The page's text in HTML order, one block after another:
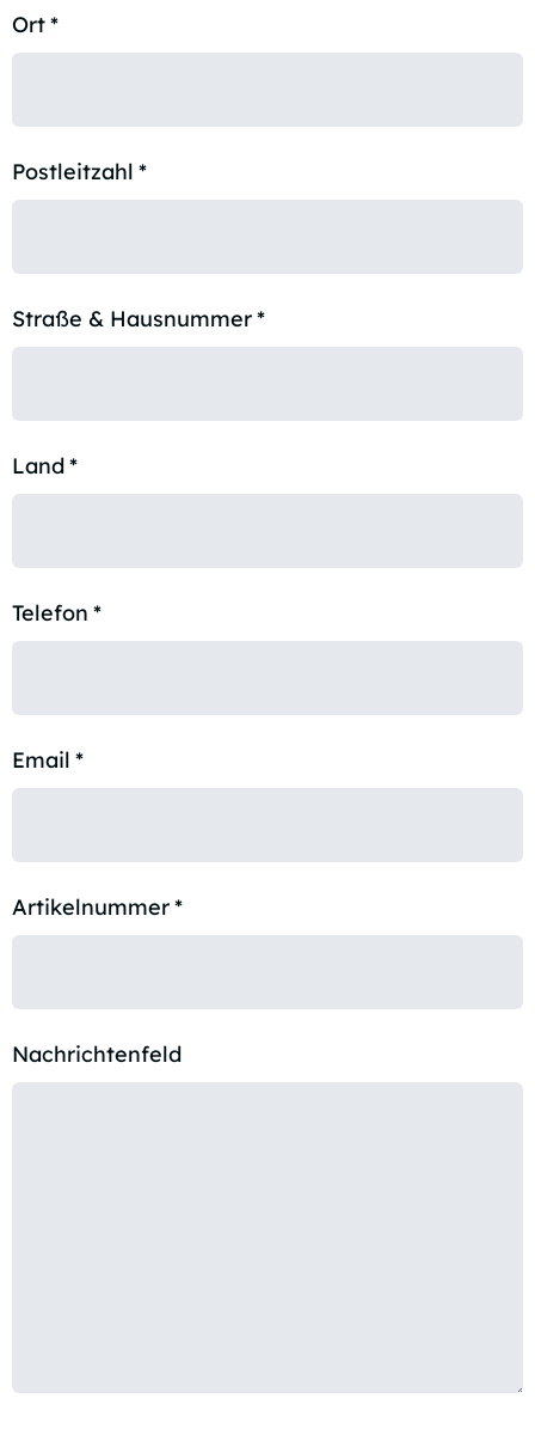
Ort*
Postleitzahl *
Straße & Hausnummer*
Land*
Telefon *
Email *
Artikelnummer*
Nachrichtenfeld